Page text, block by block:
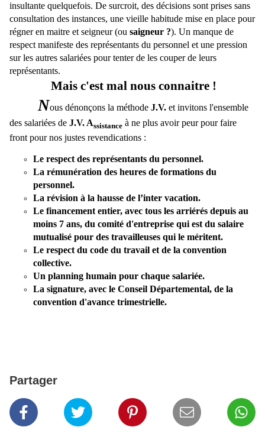
insultante quelquefois. De surcroit, des décisions sont prises sans
consultation des instances, une vieille habitude mise en place pour
régner en maitre et seigneur (ou saigneur ?). Un manque de
respect manifeste des représentants du personnel et une pression
sur les autres salariées pour tenter de les couper de leurs
représentants.
Mais c'est mal nous connaitre !
Nous dénonçons la méthode J.V. et invitons l'ensemble
des salariées de J.V. Assistance à ne plus avoir peur pour faire
front pour nos justes revendications :
Le respect des représentants du personnel.
La rémunération des heures de formations du
personnel.
La révision à la hausse de l’inter vacation.
Le financement entier, avec tous les arriérés depuis au
moins 7 ans, du comité d'entreprise qui est du salaire
mutualisé pour des travailleuses qui le méritent.
Le respect du code du travail et de la convention
collective.
Un planning humain pour chaque salariée.
La signature, avec le Conseil Départemental, de la
convention d'avance trimestrielle.
Partager